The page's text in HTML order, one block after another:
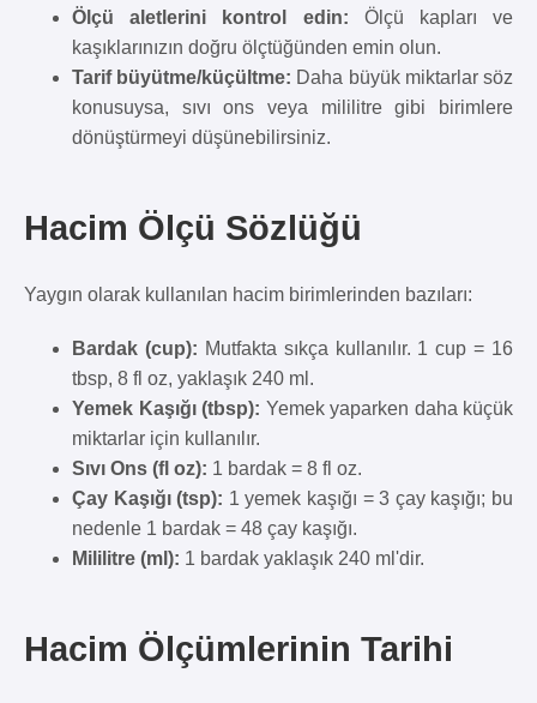
Ölçü aletlerini kontrol edin: Ölçü kapları ve
kaşıklarınızın doğru ölçtüğünden emin olun.
Tarif büyütme/küçültme: Daha büyük miktarlar söz
konusuysa, sıvı ons veya mililitre gibi birimlere
dönüştürmeyi düşünebilirsiniz.
Hacim Ölçü Sözlüğü
Yaygın olarak kullanılan hacim birimlerinden bazıları:
Bardak (cup): Mutfakta sıkça kullanılır. 1 cup = 16
tbsp, 8 fl oz, yaklaşık 240 ml.
Yemek Kaşığı (tbsp): Yemek yaparken daha küçük
miktarlar için kullanılır.
Sıvı Ons (fl oz): 1 bardak = 8 fl oz.
Çay Kaşığı (tsp): 1 yemek kaşığı = 3 çay kaşığı; bu
nedenle 1 bardak = 48 çay kaşığı.
Mililitre (ml): 1 bardak yaklaşık 240 ml'dir.
Hacim Ölçümlerinin Tarihi